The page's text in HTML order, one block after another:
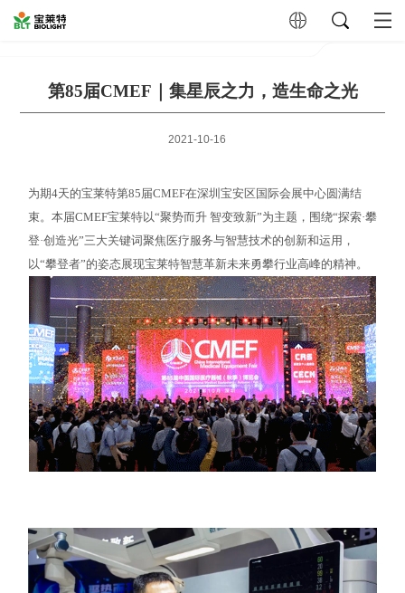
第85届CMEF｜集星辰之力，造生命之光
2021-10-16
为期4天的宝莱特第85届CMEF在深圳宝安区国际会展中心圆满结
束。本届CMEF宝莱特以“聚势而升 智变致新”为主题，围绕“探索·攀
登·创造光”三大关键词聚焦医疗服务与智慧技术的创新和运用，
以“攀登者”的姿态展现宝莱特智慧革新未来勇攀行业高峰的精神。